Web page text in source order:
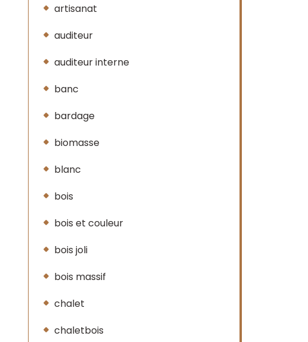
artisanat
auditeur
auditeur interne
banc
bardage
biomasse
blanc
bois
bois et couleur
bois joli
bois massif
chalet
chaletbois